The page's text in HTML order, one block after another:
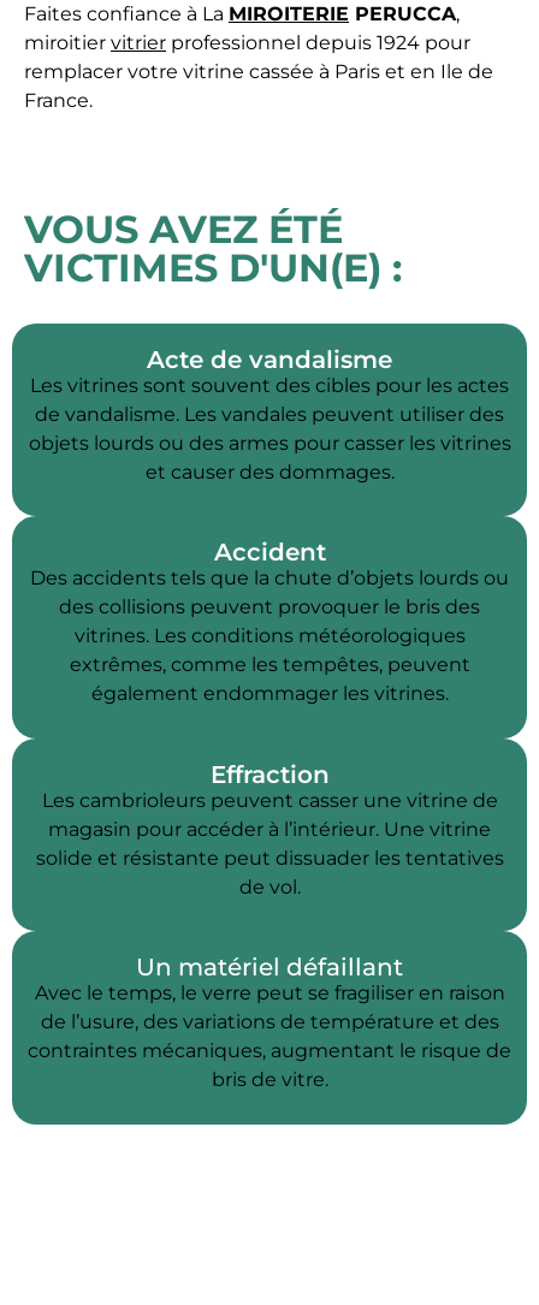
Faites confiance à La MIROITERIE PERUCCA,
miroitier vitrier professionnel depuis 1924 pour
remplacer votre vitrine cassée à Paris et en Ile de
France.
VOUS AVEZ ÉTÉ
VICTIMES D'UN(E) :
Acte de vandalisme
Les vitrines sont souvent des cibles pour les actes
de vandalisme. Les vandales peuvent utiliser des
objets lourds ou des armes pour casser les vitrines
et causer des dommages.
Accident
Des accidents tels que la chute d’objets lourds ou
des collisions peuvent provoquer le bris des
vitrines. Les conditions météorologiques
extrêmes, comme les tempêtes, peuvent
également endommager les vitrines.
Effraction
Les cambrioleurs peuvent casser une vitrine de
magasin pour accéder à l’intérieur. Une vitrine
solide et résistante peut dissuader les tentatives
de vol.
Un matériel défaillant
Avec le temps, le verre peut se fragiliser en raison
de l’usure, des variations de température et des
contraintes mécaniques, augmentant le risque de
bris de vitre.